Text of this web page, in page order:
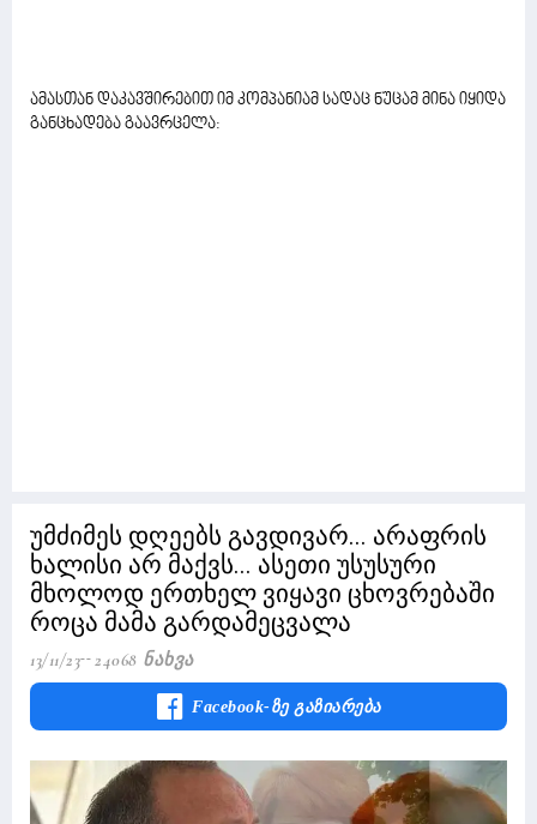
ამასთან დაკავშირებით იმ კომპანიამ სადაც ნუცამ მინა იყიდა
განცხადება გაავრცელა:
უმძიმეს დღეებს გავდივარ... არაფრის
ხალისი არ მაქვს... ასეთი უსუსური
მხოლოდ ერთხელ ვიყავი ცხოვრებაში
როცა მამა გარდამეცვალა
13/11/23 24068 Ნახვა
Facebook-Ზე Გაზიარება